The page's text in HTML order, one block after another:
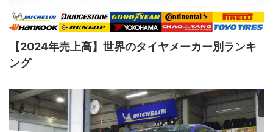
【2024年売上高】世界のタイヤメーカー別ランキ
ング